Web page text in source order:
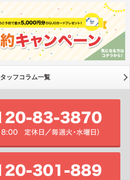
ッフコラム一覧